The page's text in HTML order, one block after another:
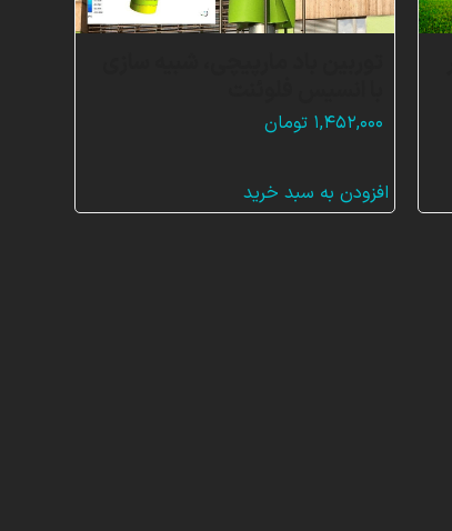
۱,۴۵۲,۰۰۰ تومان
افزودن به سبد خرید